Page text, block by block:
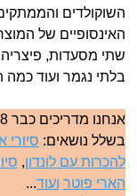
השוקולדים
האינסופיים של
שתי מסעדות, פיצריה,
בלתי נגמר ועוד
אנחנו מדריכים כבר 8 שנים
בשלל נושאים: סיורי
להכרות עם לונדון,
הארי פוטר ועוד...